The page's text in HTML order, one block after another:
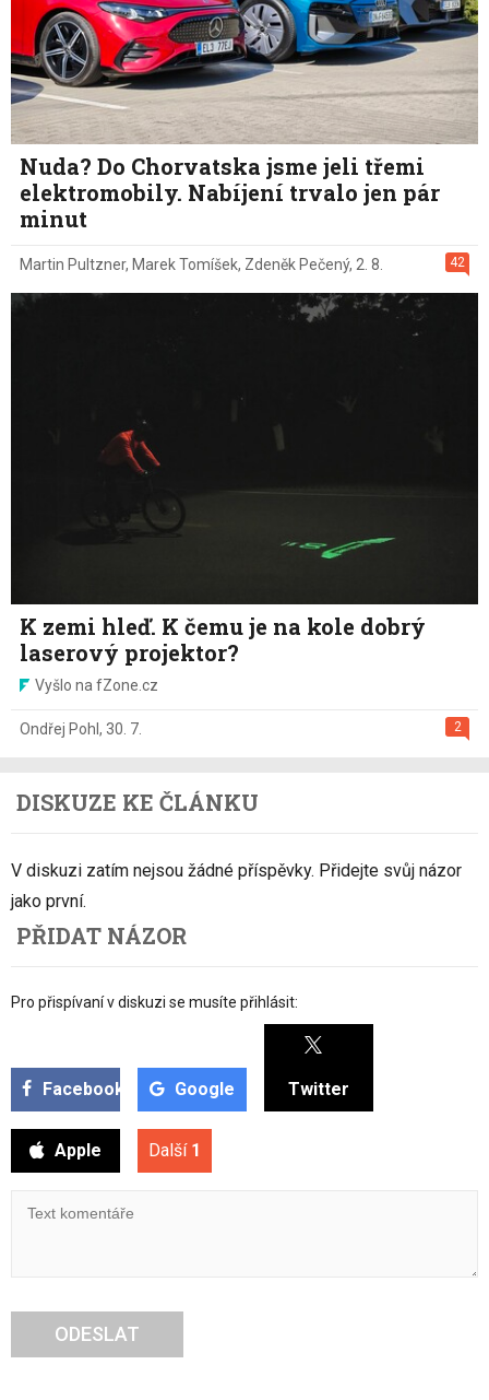
Nuda? Do Chorvatska jsme jeli třemi
elektromobily. Nabíjení trvalo jen pár
minut
42
Martin Pultzner, Marek Tomíšek, Zdeněk Pečený, 2. 8.
K zemi hleď. K čemu je na kole dobrý
laserový projektor?
Vyšlo na fZone.cz
2
Ondřej Pohl , 30. 7.
DISKUZE KE ČLÁNKU
V diskuzi zatím nejsou žádné příspěvky. Přidejte svůj názor
jako první.
PŘIDAT NÁZOR
Pro přispívaní v diskuzi se musíte přihlásit:
Facebook Google Twitter
Apple Další 1
ODESLAT